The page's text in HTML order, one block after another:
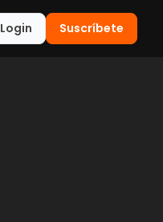
Login Suscríbete